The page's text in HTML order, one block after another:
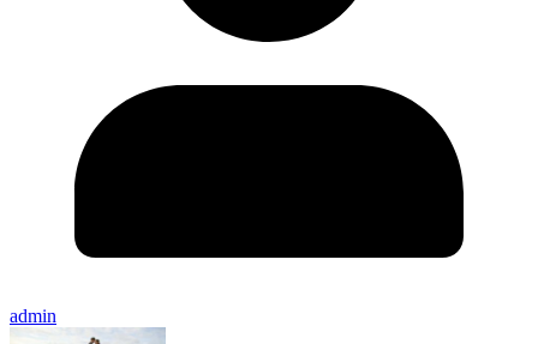
admin